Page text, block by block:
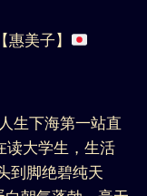
大学生，生活
脚绝碧纯天
朝气蓬勃，毫无
致漂亮，一见钟
不出戏，真学妹
00后营养太好了
肤白似雪冰清